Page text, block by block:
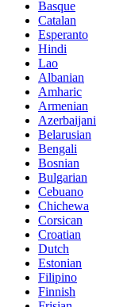
Basque
Catalan
Esperanto
Hindi
Lao
Albanian
Amharic
Armenian
Azerbaijani
Belarusian
Bengali
Bosnian
Bulgarian
Cebuano
Chichewa
Corsican
Croatian
Dutch
Estonian
Filipino
Finnish